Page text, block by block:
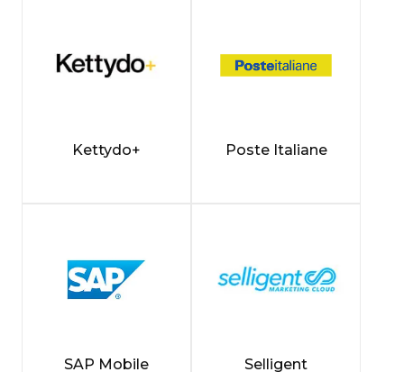
Kettydo+ Poste Italiane
SAP Mobile Selligent